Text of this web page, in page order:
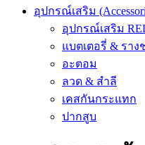
อุปกรณ์เสริม
อุปกรณ์เสริม
แบตเตอรี่ & ราง
อะตอม
ลวด ​& สำลี
เคสกันกระแทก
ปากสูบ